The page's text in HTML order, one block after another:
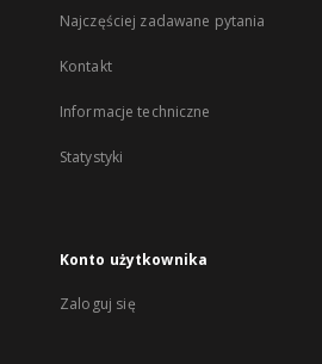
Najczęściej zadawane pytania
Kontakt
Informacje techniczne
Statystyki
Konto użytkownika
Zaloguj się